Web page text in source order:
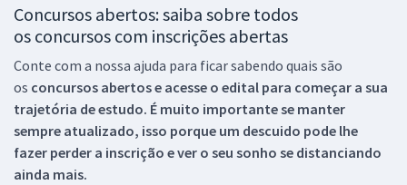
Concursos abertos: saiba sobre todos
os concursos com inscrições abertas
Conte com a nossa ajuda para ficar sabendo quais são
os concursos abertos e acesse o edital para começar a sua
trajetória de estudo. É muito importante se manter
sempre atualizado, isso porque um descuido pode lhe
fazer perder a inscrição e ver o seu sonho se distanciando
ainda mais.